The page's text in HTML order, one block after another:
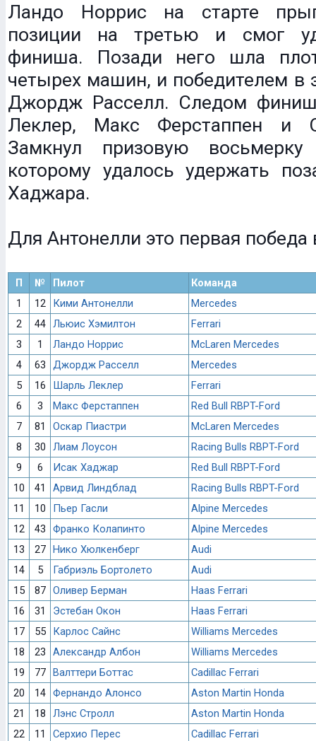
Ландо Норрис на старте
позиции на третью и смог
финиша. Позади него шла
четырех машин, и победителем в
Джордж Расселл. Следом
Леклер, Макс Ферстаппен и
Замкнул призовую
которому удалось удержать
Хаджара.
Для Антонелли это первая победа
П № Пилот
Команда
1
12 Кими Антонелли
Mercedes
2
44 Льюис Хэмилтон
Ferrari
3
1 Ландо Норрис
McLaren Mercedes
4
63 Джордж Расселл
Mercedes
5
16 Шарль Леклер
Ferrari
6
3 Макс Ферстаппен
Red Bull RBPT-Ford
7
81 Оскар Пиастри
McLaren Mercedes
8
30 Лиам Лоусон
Racing Bulls RBPT-Ford
9
6 Исак Хаджар
Red Bull RBPT-Ford
10
41 Арвид Линдблад
Racing Bulls RBPT-Ford
11
10 Пьер Гасли
Alpine Mercedes
12
43 Франко Колапинто
Alpine Mercedes
13
27 Нико Хюлкенберг
Audi
14
5 Габриэль Бортолето
Audi
15
87 Оливер Берман
Haas Ferrari
16
31 Эстебан Окон
Haas Ferrari
17
55 Карлос Сайнс
Williams Mercedes
18
23 Александр Албон
Williams Mercedes
19
77 Валттери Боттас
Cadillac Ferrari
20
14 Фернандо Алонсо
Aston Martin Honda
21
18 Лэнс Стролл
Aston Martin Honda
22
11 Серхио Перес Cadillac Ferrari